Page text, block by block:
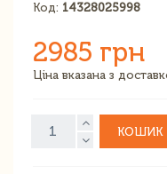
Код: 14328025998
2985 грн
Ціна вказана з
КОШИК